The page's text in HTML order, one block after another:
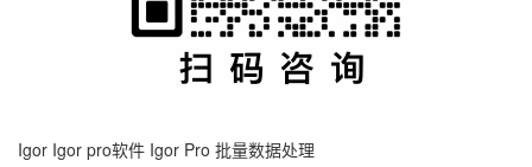
Igor Igor pro软件 Igor Pro 批量数据处理